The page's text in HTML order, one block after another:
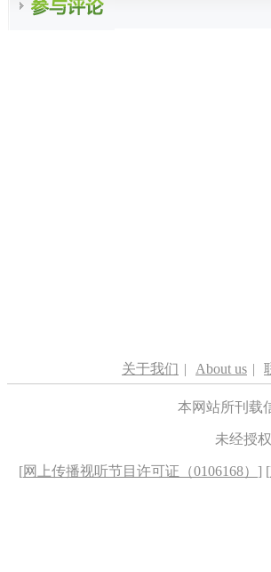
关于我们 | About us |
本网站所刊载
未经授
[网上传播视听节目许可证（0106168） ] [